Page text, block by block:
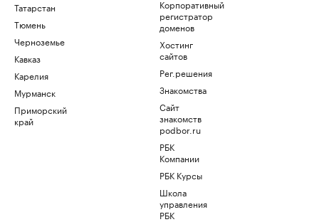
Татарстан
Тюмень
Черноземье
Кавказ
Карелия
Мурманск
Приморский
край
Корпоративный
регистратор
доменов
Хостинг
сайтов
Рег.решения
Знакомства
Сайт
знакомств
podbor.ru
РБК
Компании
РБК Курсы
Школа
управления
РБК